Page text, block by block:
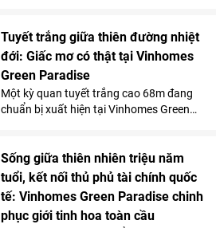
với Vinhomes, huyền thoại thế giới trong
lĩnh vực thiết kế kiến tạo tại Vinhomes
Green Paradise (Cần Giờ, TP.HCM) 4
tuyệt phẩm kiến trúc, nơi con người được
tận hưởng sự hạnh phúc trong cân
bằng.
Tuyết trắng giữa thiên đường nhiệt
đới: Giấc mơ có thật tại Vinhomes
Green Paradise
Một kỳ quan tuyết trắng cao 68m đang
chuẩn bị xuất hiện tại Vinhomes Green
giá về Cần Giờ. Lần đầu tiên, cư dân
TP.HCM có thể ngắm tuyết rơi, chiêm
ngưỡng cực quang và bước vào thế giới
băng đăng ngay trong những ngày nắng
rực rỡ của miền nhiệt đới, chỉ sau 13 phút
Sống giữa thiên nhiên triệu năm
tuổi, kết nối thủ phủ tài chính quốc
tế: Vinhomes Green Paradise chinh
phục giới tinh hoa toàn cầu